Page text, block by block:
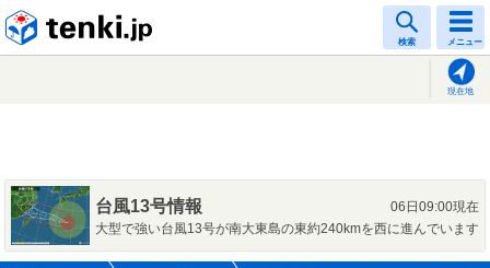
検索 メニュー
現在地
台風13号情報
06日09:00現在
大型で強い台風13号が南大東島の東約240kmを西に進んでいます